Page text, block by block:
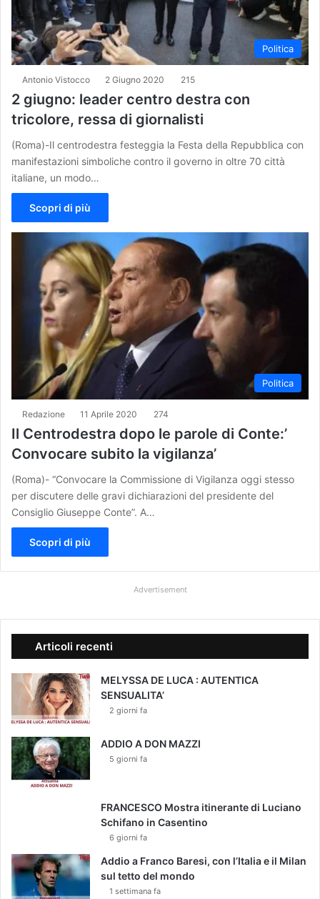
Politica
Antonio Vistocco 2 Giugno 2020 215
2 giugno: leader centro destra con
tricolore, ressa di giornalisti
(Roma)-Il centrodestra festeggia la Festa della Repubblica con
manifestazioni simboliche contro il governo in oltre 70 città
italiane, un modo…
Scopri di più
Politica
Redazione 11 Aprile 2020 274
Il Centrodestra dopo le parole di Conte:’
Convocare subito la vigilanza’
(Roma)- “Convocare la Commissione di Vigilanza oggi stesso
per discutere delle gravi dichiarazioni del presidente del
Consiglio Giuseppe Conte”. A…
Scopri di più
Advertisement
Articoli recenti
MELYSSA DE LUCA : AUTENTICA
SENSUALITA’
2 giorni fa
ADDIO A DON MAZZI
5 giorni fa
FRANCESCO Mostra itinerante di Luciano
Schifano in Casentino
6 giorni fa
Addio a Franco Baresi, con l’Italia e il Milan
sul tetto del mondo
1 settimana fa